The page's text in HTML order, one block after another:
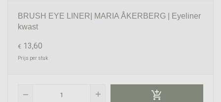
BRUSH EYE LINER| MARIA ÅKERBERG | Eyeliner
kwast
€ 13,60
Prijs per stuk
remove add 